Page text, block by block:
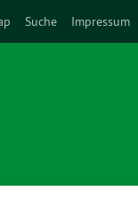
Suche Impressum